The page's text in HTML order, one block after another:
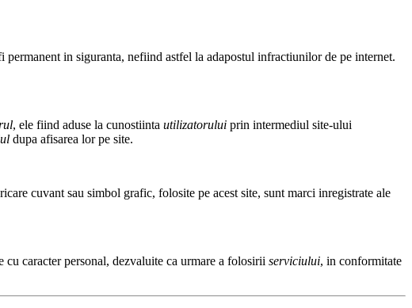
permanent in siguranta, nefiind astfel la adapostul infractiunilor de pe internet.
, ele fiind aduse la cunostiinta utilizatorului prin intermediul site-ului
dupa afisarea lor pe site.
cuvant sau simbol grafic, folosite pe acest site, sunt marci inregistrate ale
cu caracter personal, dezvaluite ca urmare a folosirii serviciului, in conformitate